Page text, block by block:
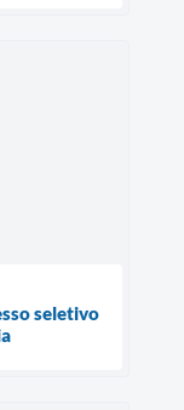
seletivo